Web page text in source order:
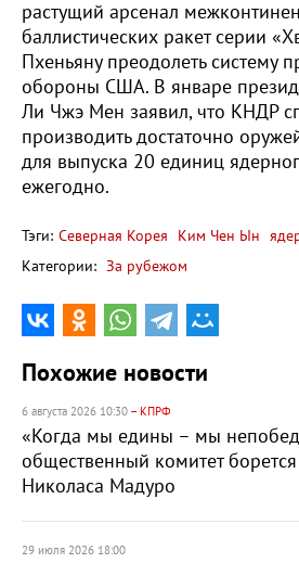
растущий арсенал
баллистических ракет серии
Пхеньяну преодолеть систему
обороны США. В январе
Ли Чжэ Мен заявил, что КНДР
производить достаточно
для выпуска 20 единиц
ежегодно.
Тэги: Северная Корея Ким Чен Ын
Категории: За рубежом
Похожие новости
6 августа 2026 10:30 – КПРФ
«Когда мы едины – мы
общественный комитет
Николаса Мадуро
29 июля 2026 18:00